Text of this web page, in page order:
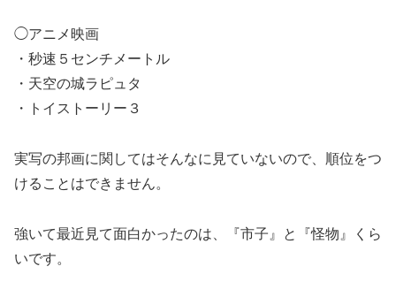
◯アニメ映画
・秒速５センチメートル
・天空の城ラピュタ
・トイストーリー３
実写の邦画に関してはそんなに見ていないので、順位をつ
けることはできません。
強いて最近見て面白かったのは、『市子』と『怪物』くら
いです。